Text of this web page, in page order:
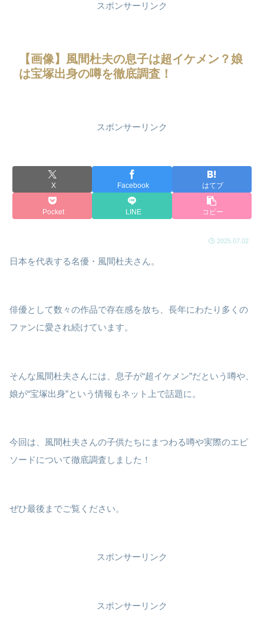
スポンサーリンク
【画像】風間杜夫の息子は超イケメン？娘
は宝塚出身の噂を徹底調査！
スポンサーリンク
X Facebook はてブ
Pocket LINE コピー
2025.07.02
日本を代表する名優・風間杜夫さん。
俳優として数々の作品で存在感を放ち、長年にわたり多くの
ファンに愛され続けています。
そんな風間杜夫さんには、息子が“超イケメン”だという噂や、
娘が“宝塚出身”という情報もネット上で話題に。
今回は、風間杜夫さんの子供たちにまつわる噂や実際のエピ
ソードについて徹底調査しました！
ぜひ最後までご覧ください。
スポンサーリンク
スポンサーリンク